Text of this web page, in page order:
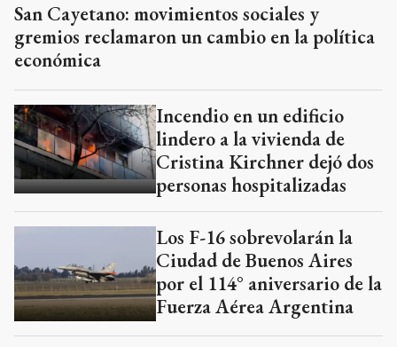
San Cayetano: movimientos sociales y
gremios reclamaron un cambio en la política
económica
Incendio en un edificio
lindero a la vivienda de
Cristina Kirchner dejó dos
personas hospitalizadas
Los F-16 sobrevolarán la
Ciudad de Buenos Aires
por el 114° aniversario de la
Fuerza Aérea Argentina